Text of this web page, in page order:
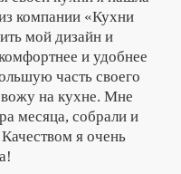
компании «Кухни
мой дизайн и
и удобнее
часть своего
на кухне. Мне
месяца, собрали и
я очень